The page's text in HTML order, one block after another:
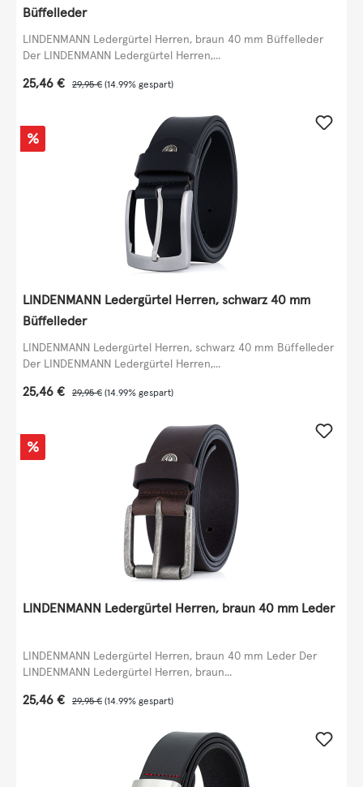
Büffelleder
LINDENMANN Ledergürtel Herren, braun 40 mm Büffelleder
Der LINDENMANN Ledergürtel Herren,...
Verkaufspreis:
25,46 € Regulärer Preis:
29,95 € (14.99% gespart)
Rabatt
%
LINDENMANN Ledergürtel Herren, schwarz 40 mm
Büffelleder
LINDENMANN Ledergürtel Herren, schwarz 40 mm Büffelleder
Der LINDENMANN Ledergürtel Herren,...
Verkaufspreis:
25,46 € Regulärer Preis:
29,95 € (14.99% gespart)
Rabatt
%
LINDENMANN Ledergürtel Herren, braun 40 mm Leder
LINDENMANN Ledergürtel Herren, braun 40 mm Leder Der
LINDENMANN Ledergürtel Herren, braun...
Verkaufspreis:
25,46 € Regulärer Preis:
29,95 € (14.99% gespart)